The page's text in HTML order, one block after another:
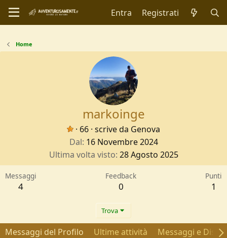
Entra Registrati
Home
markoinge
· 66 · scrive da Genova
Dal 16 Novembre 2024
Ultima volta visto 28 Agosto 2025
Messaggi
4
Feedback
0
Punti
1
Trova
Messaggi del Profilo Ultime attività Messaggi e